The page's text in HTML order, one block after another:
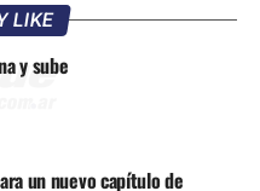
LIKE
y sube
un nuevo capítulo de